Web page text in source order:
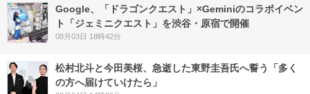
Google、「ドラゴンクエスト」×Geminiのコラボイベン
ト「ジェミニクエスト」を渋谷・原宿で開催
08月03日 18時42分
松村北斗と今田美桜、急逝した東野圭吾氏へ誓う「多く
の方へ届けていけたら」